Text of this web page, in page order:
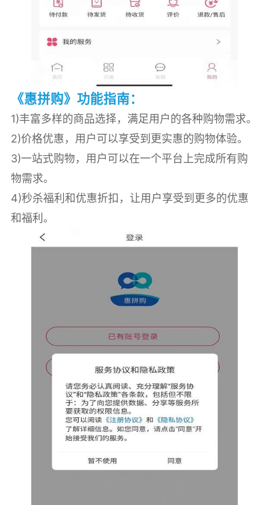
《惠拼购》功能指南：
1)丰富多样的商品选择，满足用户的各种购物需求。
2)价格优惠，用户可以享受到更实惠的购物体验。
3)一站式购物，用户可以在一个平台上完成所有购
物需求。
4)秒杀福利和优惠折扣，让用户享受到更多的优惠
和福利。